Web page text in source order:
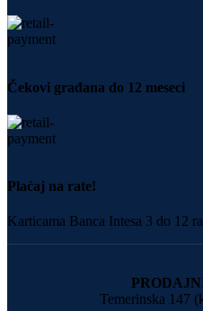
Čekovi građana do 12 meseci
Plaćaj na rate!
Karticama Banca Intesa 3 do 12
Temerinska 147